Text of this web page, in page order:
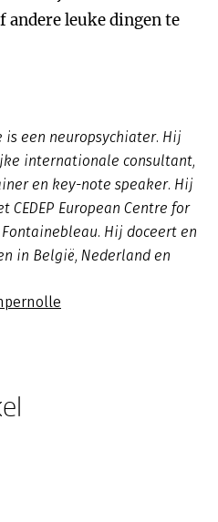
andere leuke dingen te
is een neuropsychiater. Hij
internationale consultant,
en key-note speaker. Hij
CEDEP European Centre for
Hij doceert en
in België, Nederland en